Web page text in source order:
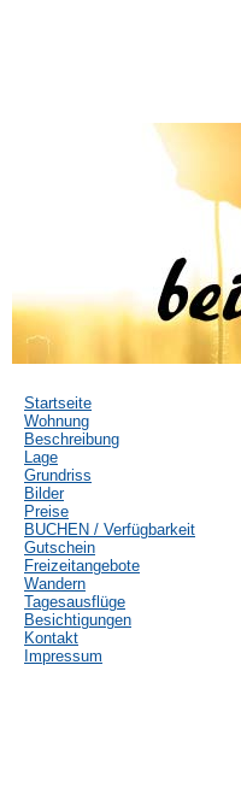
Startseite
Wohnung
Beschreibung
Lage
Grundriss
Bilder
Preise
BUCHEN / Verfügbarkeit
Gutschein
Freizeitangebote
Wandern
Tagesausflüge
Besichtigungen
Kontakt
Impressum